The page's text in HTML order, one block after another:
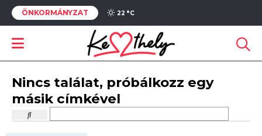
ÖNKORMÁNYZAT 22 °C
Nincs találat, próbálkozz egy
másik címkével